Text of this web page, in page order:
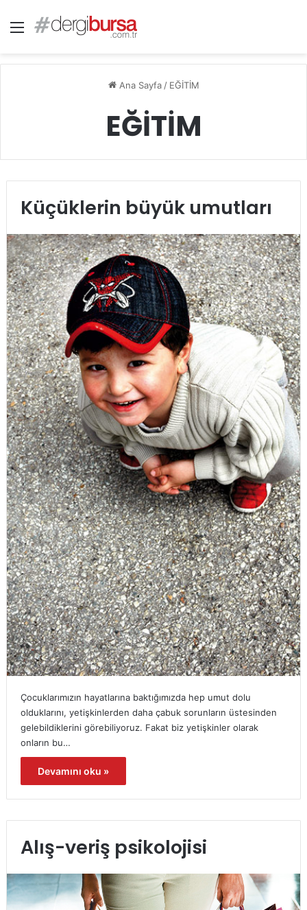
Menü
Ana Sayfa / EĞİTİM
EĞİTİM
Küçüklerin büyük umutları
Çocuklarımızın hayatlarına baktığımızda hep umut dolu
olduklarını, yetişkinlerden daha çabuk sorunların üstesinden
gelebildiklerini görebiliyoruz. Fakat biz yetişkinler olarak
onların bu…
Devamını oku »
Alış-veriş psikolojisi